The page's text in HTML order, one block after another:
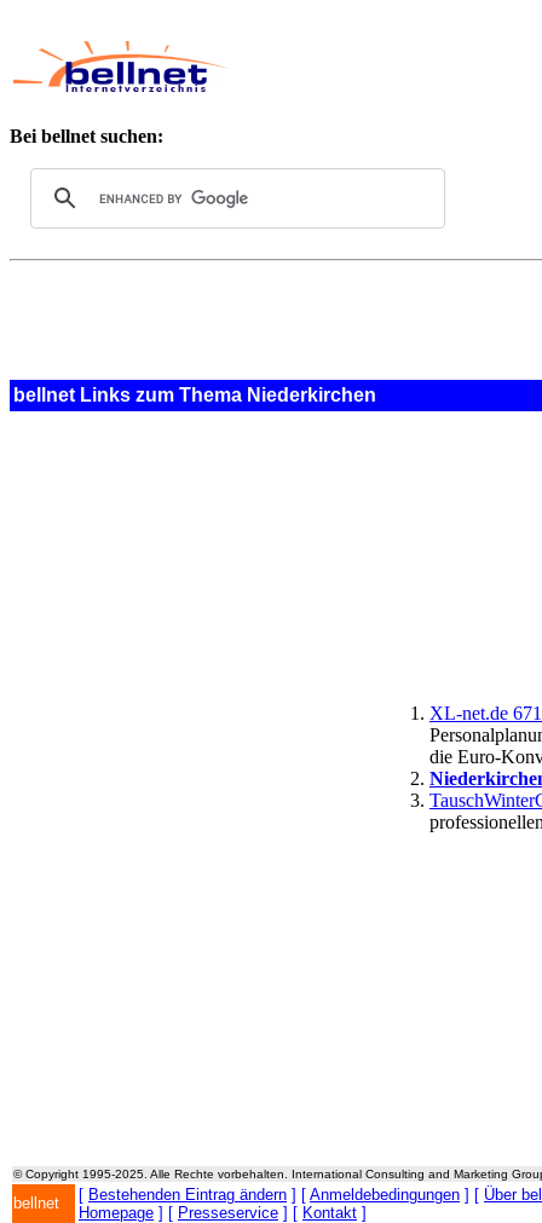
Bei bellnet suchen:
bellnet Links zum Thema Niederkirchen
XL-net.de
die Euro-
© Copyright 1995-2025. Alle Rechte vorbehalten. International Consulting and Marketing
bellnet [ Bestehenden Eintrag ändern ] [ Anmeldebedingungen ] [ Über
Homepage ] [ Presseservice ] [ Kontakt ]